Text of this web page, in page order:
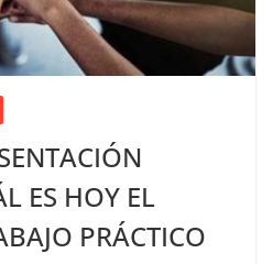
ES HOY EL
PRÁCTICO